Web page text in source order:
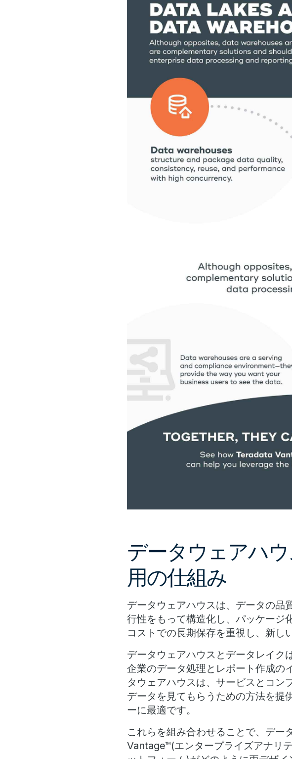
データウェアハ
用の仕組み
データウェアハウスは、データの品
行性をもって構造化し、パッケージ
コストでの長期保存を重視し、新し
データウェアハウスとデータレイク
企業のデータ処理とレポート作成の
タウェアハウスは、サービスとコン
データを見てもらうための方法を提
ーに最適です。
これらを組み合わせることで、デー
Vantage™(エンタープライズアナリ